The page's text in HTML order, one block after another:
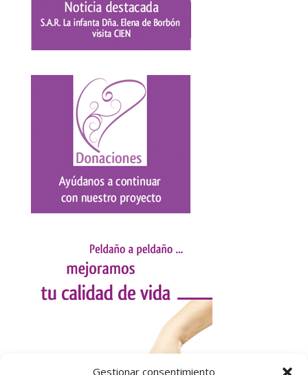
Gestionar consentimiento